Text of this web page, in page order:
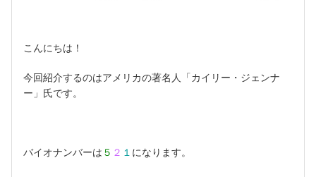
こんにちは！
今回紹介するのはアメリカの著名人「カイリー・ジェンナ
ー」氏です。
バイオナンバーは ５ ２ １ になります。